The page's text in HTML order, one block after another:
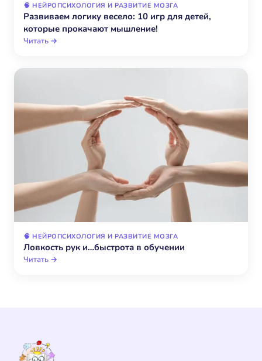
🧠 НЕЙРОПСИХОЛОГИЯ И РАЗВИТИЕ МОЗГА
Развиваем логику весело: 10 игр для детей,
которые прокачают мышление!
Читать →
🧠 НЕЙРОПСИХОЛОГИЯ И РАЗВИТИЕ МОЗГА
Ловкость рук и…быстрота в обучении
Читать →